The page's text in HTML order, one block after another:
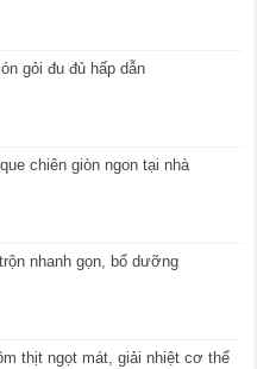
gỏi đu đủ hấp dẫn
chiên giòn ngon tại nhà
nhanh gọn, bổ dưỡng
thịt ngọt mát, giải nhiệt cơ thể